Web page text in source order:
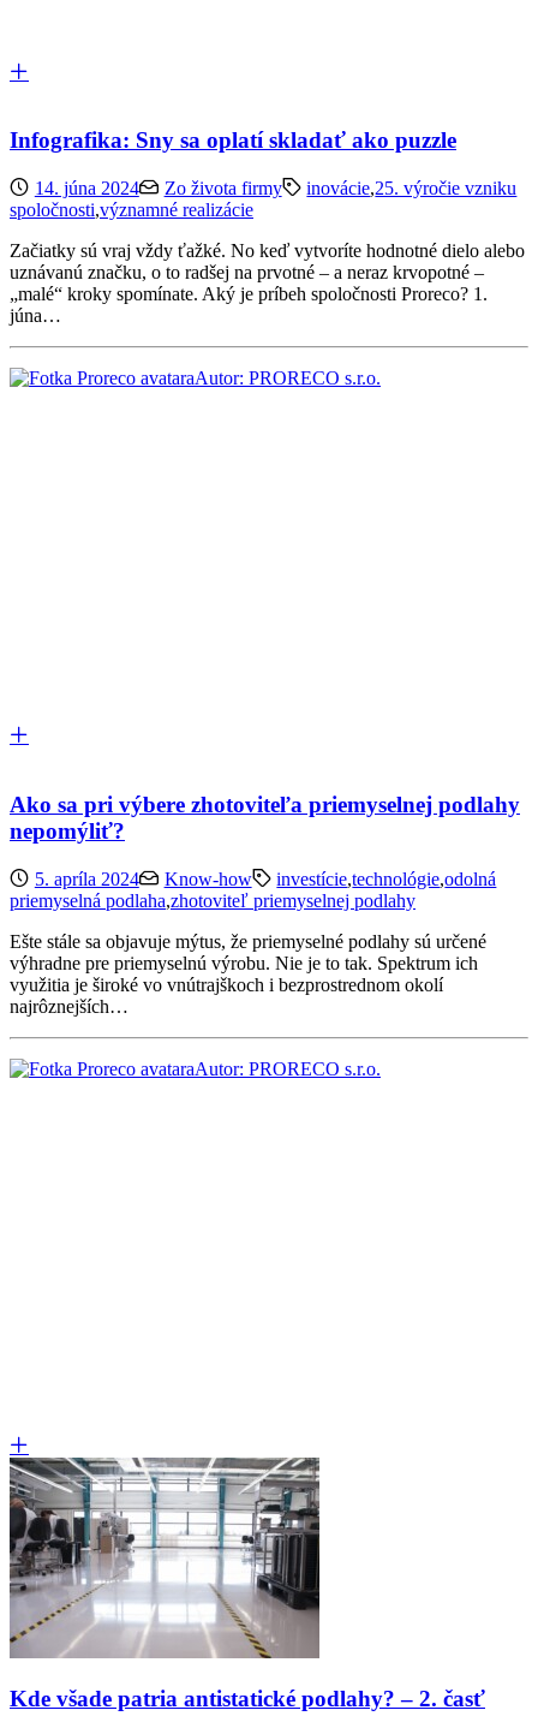
Infografika: Sny sa oplatí skladať ako puzzle
14. júna 2024 Zo života firmy inovácie,25. výročie vzniku
spoločnosti,významné realizácie
Začiatky sú vraj vždy ťažké. No keď vytvoríte hodnotné dielo alebo
uznávanú značku, o to radšej na prvotné – a neraz krvopotné –
„malé“ kroky spomínate. Aký je príbeh spoločnosti Proreco? 1.
júna…
Autor: PRORECO s.r.o.
Ako sa pri výbere zhotoviteľa priemyselnej podlahy
nepomýliť?
5. apríla 2024 Know-how investície,technológie,odolná
priemyselná podlaha,zhotoviteľ priemyselnej podlahy
Ešte stále sa objavuje mýtus, že priemyselné podlahy sú určené
výhradne pre priemyselnú výrobu. Nie je to tak. Spektrum ich
využitia je široké vo vnútrajškoch i bezprostrednom okolí
najrôznejších…
Autor: PRORECO s.r.o.
Kde všade patria antistatické podlahy? – 2. časť